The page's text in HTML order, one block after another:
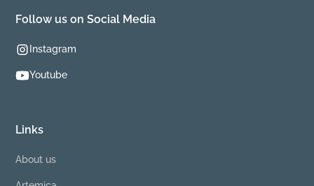
Follow us on Social Media
Instagram
Youtube
Links
About us